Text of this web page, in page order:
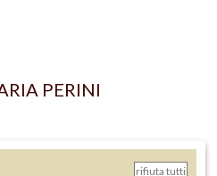
PERINI
rifiuta tutti